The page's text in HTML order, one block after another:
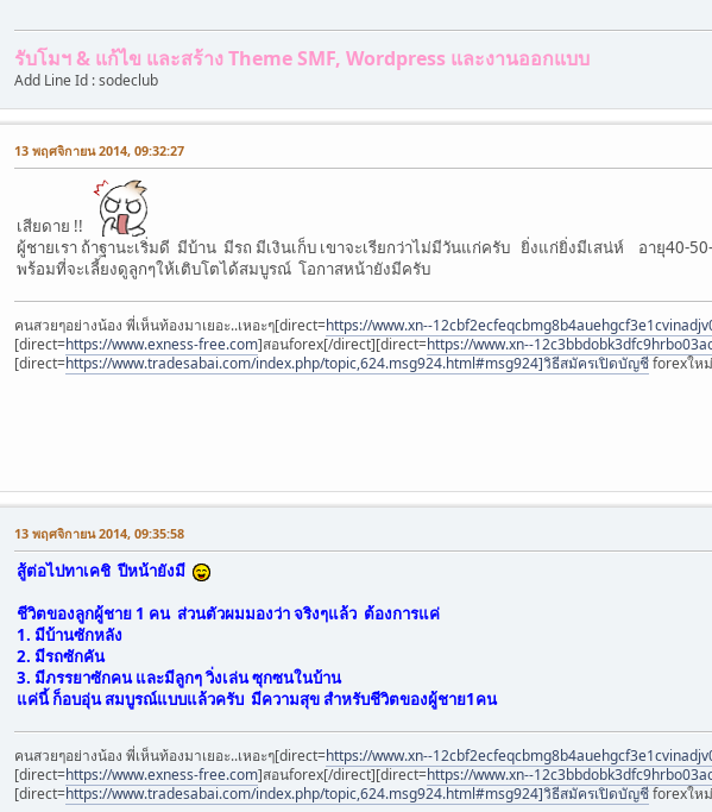
รับโมฯ & แก้ไข และสร้าง Theme SMF, Wordpress และงานออกแบบ
Add Line Id : sodeclub
13 พฤศจิกายน 2014, 09:32:27
เสียดาย !!
ผู้ชายเรา ถ้าฐานะเริ่มดี มีบ้าน มีรถ มีเงินเก็บ เขาจะเรียกว่าไม่มีวันแก่ครับ ยิ่งแก่ยิ่งมีเสน่ห์ อายุ40-
พร้อมที่จะเลี้ยงดูลูกๆให้เติบโตได้สมบูรณ์ โอกาสหน้ายังมีครับ
คนสวยๆอย่างน้อง พี่เห็นท้องมาเยอะ..เหอะๆ[direct=https://www.xn--
[direct=https://www.exness-free.com]สอนforex[/direct][direct=https://www.xn--
[direct=https://www.tradesabai.com/index.php/topic,624.msg924.html#msg924]วิธีสมัครเปิดบัญชีforexให
13 พฤศจิกายน 2014, 09:35:58
สู้ต่อไปทาเคชิ ปีหน้ายังมี
ชีวิตของลูกผู้ชาย 1 คน ส่วนตัวผมมองว่า จริงๆแล้ว ต้องการแค่
1. มีบ้านซักหลัง
2. มีรถซักคัน
3. มีภรรยาซักคน และมีลูกๆ วิ่งเล่น ซุกซนในบ้าน
แค่นี้ ก็อบอุ่น สมบูรณ์แบบแล้วครับ มีความสุข สำหรับชีวิตของผู้ชาย1คน
คนสวยๆอย่างน้อง พี่เห็นท้องมาเยอะ..เหอะๆ[direct=https://www.xn--
[direct=https://www.exness-free.com]สอนforex[/direct][direct=https://www.xn--
[direct=https://www.tradesabai.com/index.php/topic,624.msg924.html#msg924]วิธีสมัครเปิดบัญชีforexให